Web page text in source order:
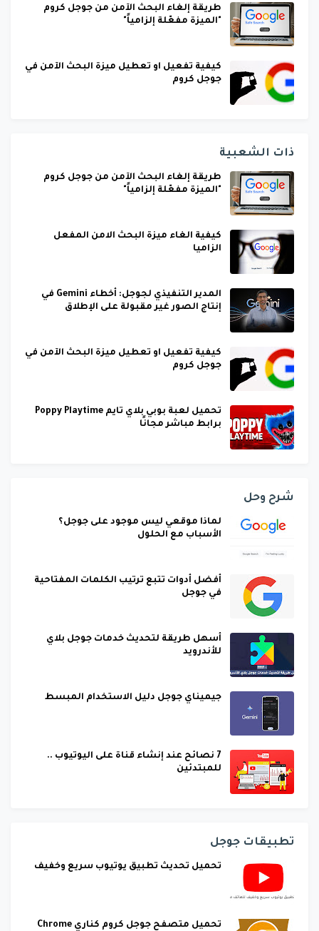
طريقة إلغاء البحث الآمن من جوجل كروم
"الميزة مفعّلة إلزامياً"
كيفية تفعيل او تعطيل ميزة البحث الآمن في
جوجل كروم
ذات الشعبية
طريقة إلغاء البحث الآمن من جوجل كروم
"الميزة مفعّلة إلزامياً"
كيفية الغاء ميزة البحث الامن المفعل
الزاميا
المدير التنفيذي لجوجل: أخطاء Gemini في
إنتاج الصور غير مقبولة على الإطلاق
كيفية تفعيل او تعطيل ميزة البحث الآمن في
جوجل كروم
تحميل لعبة بوبي بلاي تايم Poppy Playtime
برابط مباشر مجانًا
شرح وحل
لماذا موقعي ليس موجود على جوجل؟
الأسباب مع الحلول
أفضل أدوات تتبع ترتيب الكلمات المفتاحية
في جوجل
أسهل طريقة لتحديث خدمات جوجل بلاي
للأندرويد
جيميناي جوجل دليل الاستخدام المبسط
7 نصائح عند إنشاء قناة على اليوتيوب ..
للمبتدئين
تطبيقات جوجل
تحميل تحديث تطبيق يوتيوب سريع وخفيف
تحميل متصفح جوجل كروم كناري Chrome